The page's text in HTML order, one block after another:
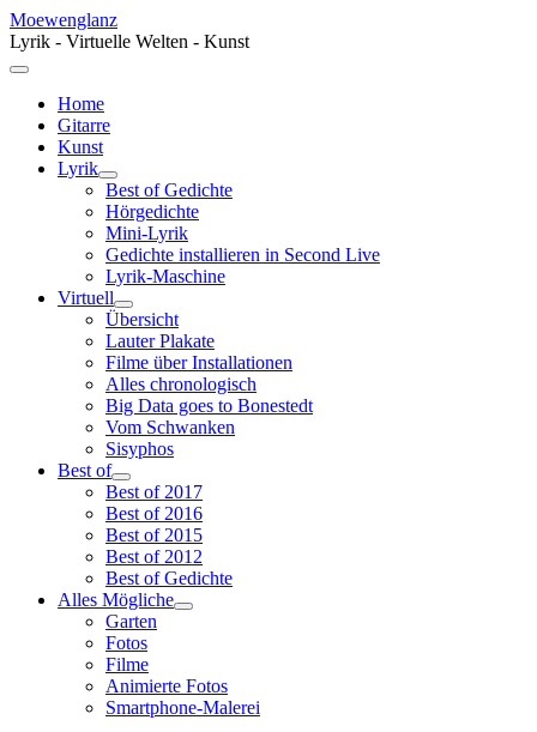
Moewenglanz
Lyrik - Virtuelle Welten - Kunst
Home
Gitarre
Kunst
Lyrik
Best of Gedichte
Hörgedichte
Mini-Lyrik
Gedichte installieren in Second Live
Lyrik-Maschine
Virtuell
Übersicht
Lauter Plakate
Filme über Installationen
Alles chronologisch
Big Data goes to Bonestedt
Vom Schwanken
Sisyphos
Best of
Best of 2017
Best of 2016
Best of 2015
Best of 2012
Best of Gedichte
Alles Mögliche
Garten
Fotos
Filme
Animierte Fotos
Smartphone-Malerei